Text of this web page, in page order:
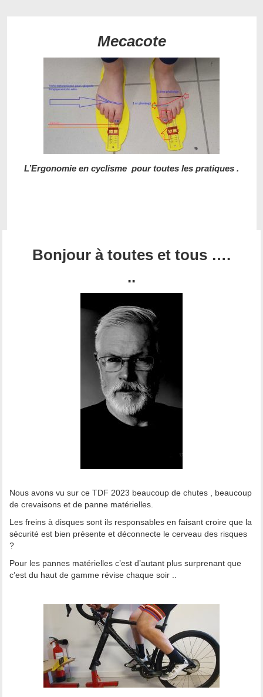
Mecacote
L’Ergonomie en cyclisme pour toutes les pratiques .
Bonjour à toutes et tous ….
..
Nous avons vu sur ce TDF 2023 beaucoup de chutes , beaucoup
de crevaisons et de panne matérielles.
Les freins à disques sont ils responsables en faisant croire que la
sécurité est bien présente et déconnecte le cerveau des risques
?
Pour les pannes matérielles c’est d’autant plus surprenant que
c’est du haut de gamme révise chaque soir ..